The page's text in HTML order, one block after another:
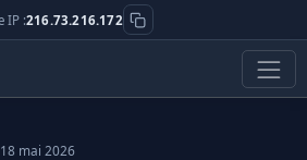
IP :216.73.216.172
18 mai 2026